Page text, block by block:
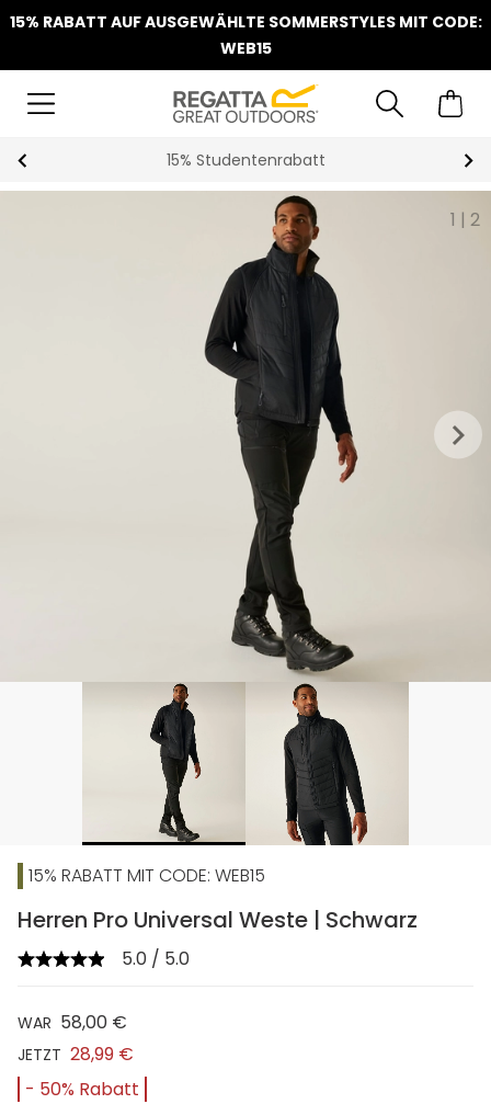
15% RABATT AUF AUSGEWÄHLTE SOMMERSTYLES MIT CODE:
WEB15
15% Studentenrabatt
1 | 2
keyboard_arrow_right
15% RABATT MIT CODE: WEB15
Herren Pro Universal Weste | Schwarz
5.0 / 5.0
WAR 58,00 €
JETZT 28,99 €
- 50% Rabatt